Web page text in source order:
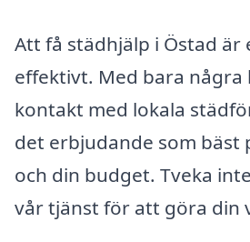
Att få städhjälp i Östad är
effektivt. Med bara några
kontakt med lokala
det erbjudande som bäst
och din budget. Tveka
vår tjänst för att göra din